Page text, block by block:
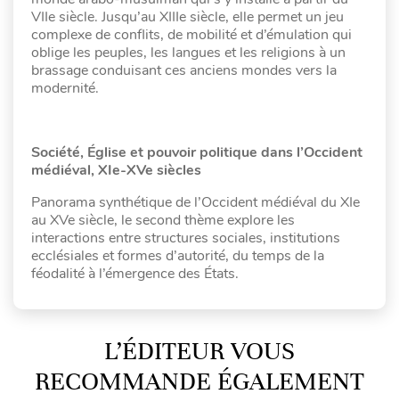
VIIe siècle. Jusqu’au XIIIe siècle, elle permet un jeu
complexe de conflits, de mobilité et d’émulation qui
oblige les peuples, les langues et les religions à un
brassage conduisant ces anciens mondes vers la
modernité.
Société, Église et pouvoir politique dans l’Occident
médiéval, XIe-XVe siècles
Panorama synthétique de l’Occident médiéval du XIe
au XVe siècle, le second thème explore les
interactions entre structures sociales, institutions
ecclésiales et formes d’autorité, du temps de la
féodalité à l’émergence des États.
L’ÉDITEUR VOUS
RECOMMANDE ÉGALEMENT